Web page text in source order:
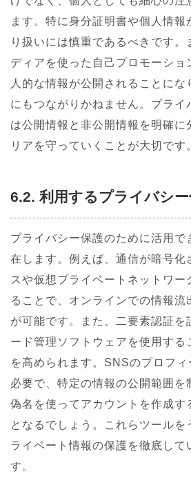
ます。特に身分証明書や個人情報
り扱いには慎重であるべきです。
ディアを使った自己プロモーショ
人的な情報が公開されることにな
にもつながりかねません。プライ
は公開情報と非公開情報を明確に
リアを守っていくことが大切です
6.2. 利用するプライバシ
プライバシー保護のために活用で
在します。例えば、通信が暗号化
スや仮想プライベートネットワ
ることで、オンラインでの情報流
が可能です。また、二要素認証を
ード管理ソフトウェアを使用する
を高められます。SNSのプロフ
必要で、特定の情報の公開範囲を
偽名を使ってアカウントを作成す
となるでしょう。これらツールを
ライベート情報の保護を徹底して
す。